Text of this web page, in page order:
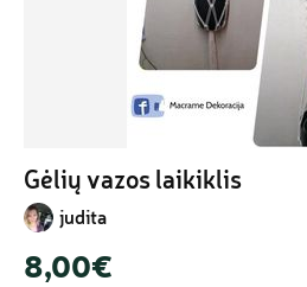
Gėlių vazos laikiklis
judita
8,00€